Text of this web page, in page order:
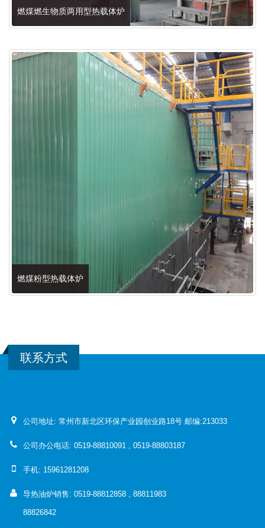
燃煤燃生物质两用型热载体炉
燃煤粉型热载体炉
联系方式
公司地址: 常州市新北区环保产业园创业路18号 邮编:213033
公司办公电话: 0519-88810091 , 0519-88803187
手机: 15961281208
导热油炉销售: 0519-88812858 , 88811983
88826842